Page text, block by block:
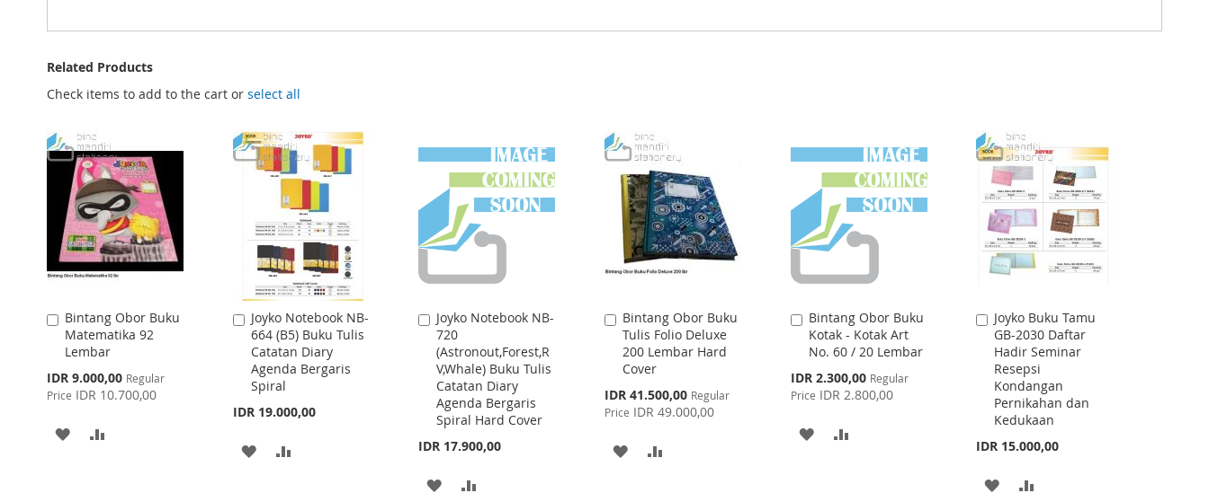
Related Products
Check items to add to the cart or select all
Bintang Obor Buku
Matematika 92
Lembar
Special
Price
IDR 9.000,00 Regular
Price IDR 10.700,00
Add
to
Cart
ADD
Joyko Notebook NB-
664 (B5) Buku Tulis
Catatan Diary
Agenda Bergaris
Spiral
IDR 19.000,00
Add
to
Cart
ADD
Joyko Notebook NB-
720
(Astronout,Forest,R
V,Whale) Buku Tulis
Catatan Diary
Agenda Bergaris
Spiral Hard Cover
IDR 17.900,00
Add
to
Cart
ADD
Bintang Obor Buku
Tulis Folio Deluxe
200 Lembar Hard
Cover
Special
Price
IDR 41.500,00 Regular
Price IDR 49.000,00
Add
to
Cart
ADD
Bintang Obor Buku
Kotak - Kotak Art
No. 60 / 20 Lembar
Special
Price
IDR 2.300,00 Regular
Price IDR 2.800,00
Add
to
Cart
ADD
Joyko Buku Tamu
GB-2030 Daftar
Hadir Seminar
Resepsi
Kondangan
Pernikahan dan
Kedukaan
IDR 15.000,00
Add
to
Cart
ADD